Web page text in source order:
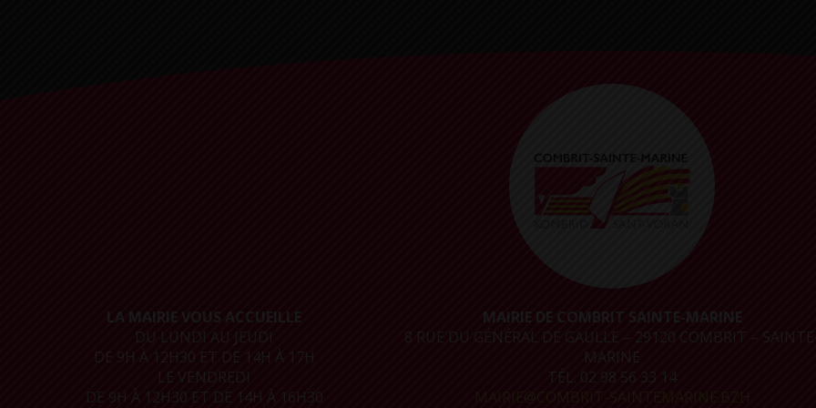
LA MAIRIE VOUS ACCUEILLE
DU LUNDI AU JEUDI
DE 9H À 12H30 ET DE 14H À 17H
LE VENDREDI
DE 9H À 12H30 ET DE 14H À 16H30
MAIRIE DE COMBRIT SAINTE-MARINE
8 RUE DU GÉNÉRAL DE GAULLE – 29120 COMBRIT –
MARINE
TÉL. 02 98 56 33 14